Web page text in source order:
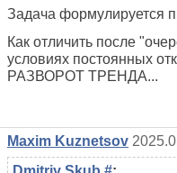
Задача формулируется
Как отличить после
условиях постоянных
РАЗВОРОТ ТРЕНДА...
Maxim Kuznetsov